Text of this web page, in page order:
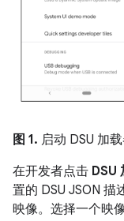
图 1. 启动 DSU 加
在开发者点击 DSU
置的 DSU JSON
映像。选择一个映